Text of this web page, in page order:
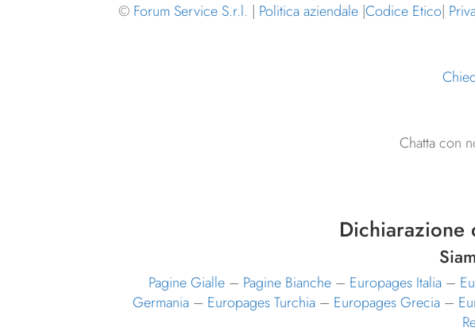
© Forum Service S.r.l. | Politica aziendale |Codice Etico|
Chatta con
Dichiarazione
Pagine Gialle – Pagine Bianche – Europages Italia –
Germania – Europages Turchia – Europages Grecia –